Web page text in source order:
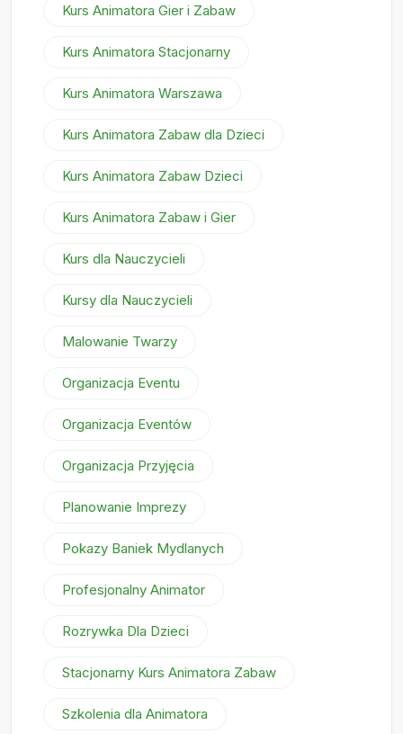
Kurs Animatora Gier i Zabaw
Kurs Animatora Stacjonarny
Kurs Animatora Warszawa
Kurs Animatora Zabaw dla Dzieci
Kurs Animatora Zabaw Dzieci
Kurs Animatora Zabaw i Gier
Kurs dla Nauczycieli
Kursy dla Nauczycieli
Malowanie Twarzy
Organizacja Eventu
Organizacja Eventów
Organizacja Przyjęcia
Planowanie Imprezy
Pokazy Baniek Mydlanych
Profesjonalny Animator
Rozrywka Dla Dzieci
Stacjonarny Kurs Animatora Zabaw
Szkolenia dla Animatora